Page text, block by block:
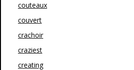
couteaux
couvert
crachoir
craziest
creating